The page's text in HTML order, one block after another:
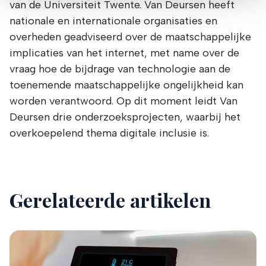
partners voor social media, adverteren en analyse. Deze
partners kunnen deze gegevens combineren met andere
informatie die u aan ze heeft verstrekt of die ze hebben
verzameld op basis van uw gebruik van hun services.
Verandert u later van gedachten? U kunt uw voorkeuren
aanpassen of uw toestemming intrekken door te klikken
op het blauwe icoontje linksonder.
Lees hierover meer in onsprivacybeleiden
cookiebeleid.
van de Universiteit Twente. Van Deursen heeft
nationale en internationale organisaties en
overheden geadviseerd over de maatschappelijke
implicaties van het internet, met name over de
vraag hoe de bijdrage van technologie aan de
toenemende maatschappelijke ongelijkheid kan
worden verantwoord. Op dit moment leidt Van
Deursen drie onderzoeksprojecten, waarbij het
overkoepelend thema digitale inclusie is.
Gerelateerde artikelen